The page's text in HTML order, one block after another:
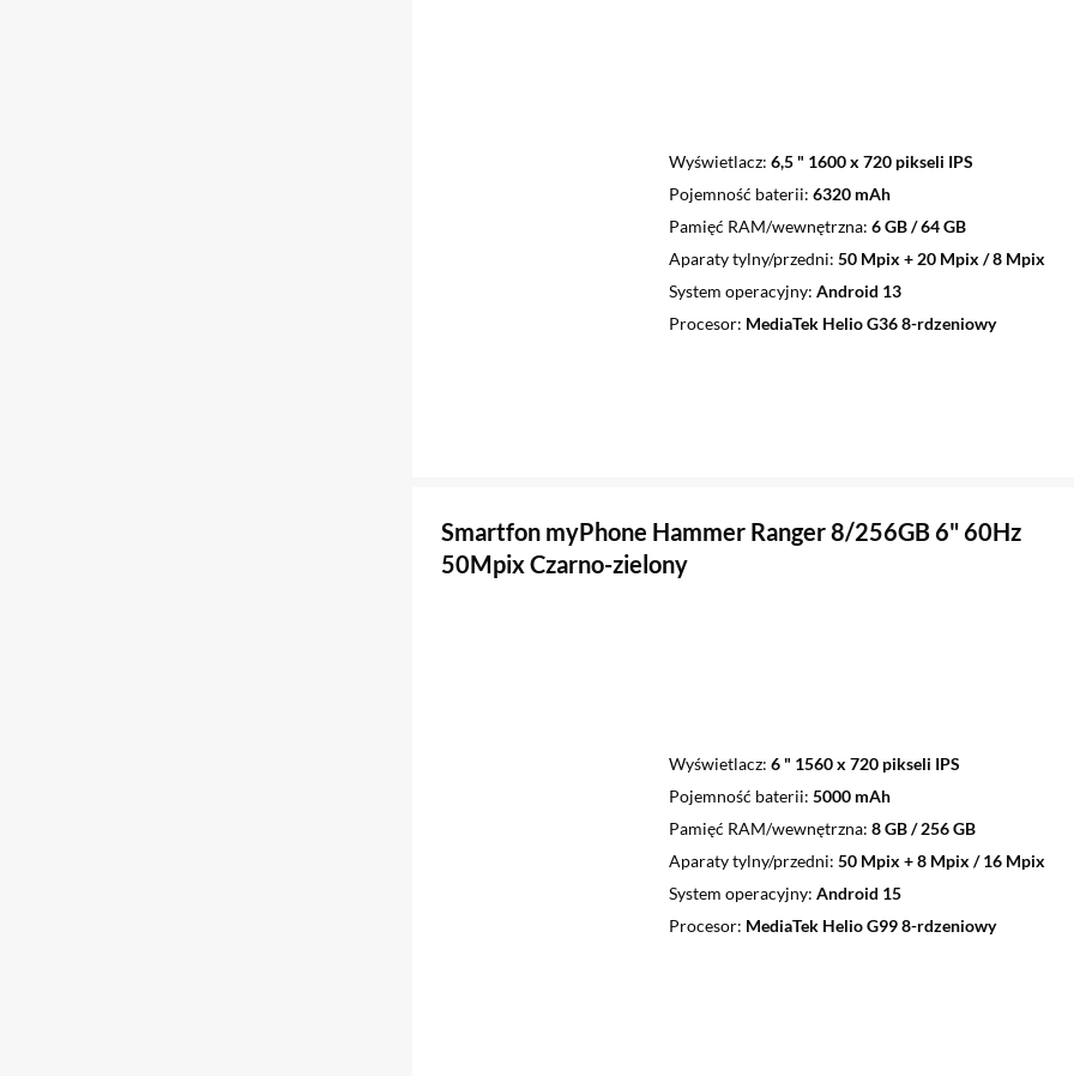
Wyświetlacz 6,5 " 1600 x 720 pikseli IPS
Pojemność baterii 6320 mAh
Pamięć RAM/wewnętrzna 6 GB / 64 GB
Aparaty tylny/przedni 50 Mpix + 20 Mpix / 8 Mpix
System operacyjny Android 13
Procesor MediaTek Helio G36 8-rdzeniowy
Smartfon myPhone Hammer Ranger 8/256GB 6" 60Hz
50Mpix Czarno-zielony
Wyświetlacz 6 " 1560 x 720 pikseli IPS
Pojemność baterii 5000 mAh
Pamięć RAM/wewnętrzna 8 GB / 256 GB
Aparaty tylny/przedni 50 Mpix + 8 Mpix / 16 Mpix
System operacyjny Android 15
Procesor MediaTek Helio G99 8-rdzeniowy